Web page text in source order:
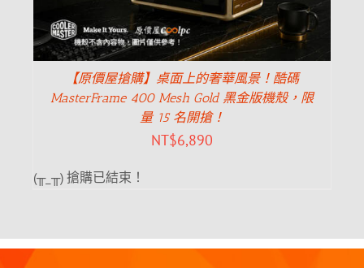
【原價屋搶購】桌面上的奢華風景！酷碼
MasterFrame 400 Mesh Gold 黑金版機殼，限
量 15 名開搶！
NT$6,890
(╥_╥) 搶購已結束！